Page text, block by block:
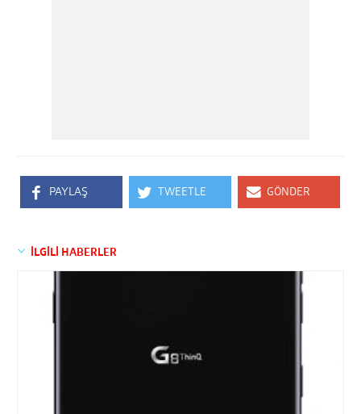
PAYLAŞ TWEETLE GÖNDER
İLGİLİ HABERLER